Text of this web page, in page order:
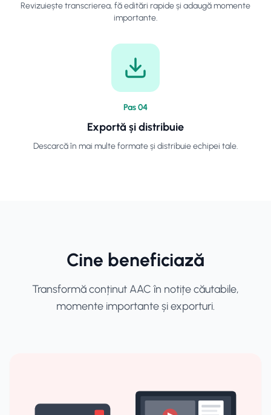
Revizuiește transcrierea, fă editări rapide și adaugă momente
importante.
Pas04
Exportă și distribuie
Descarcă în mai multe formate și distribuie echipei tale.
Cine beneficiază
Transformă conținut AAC în notițe căutabile,
momente importante și exporturi.